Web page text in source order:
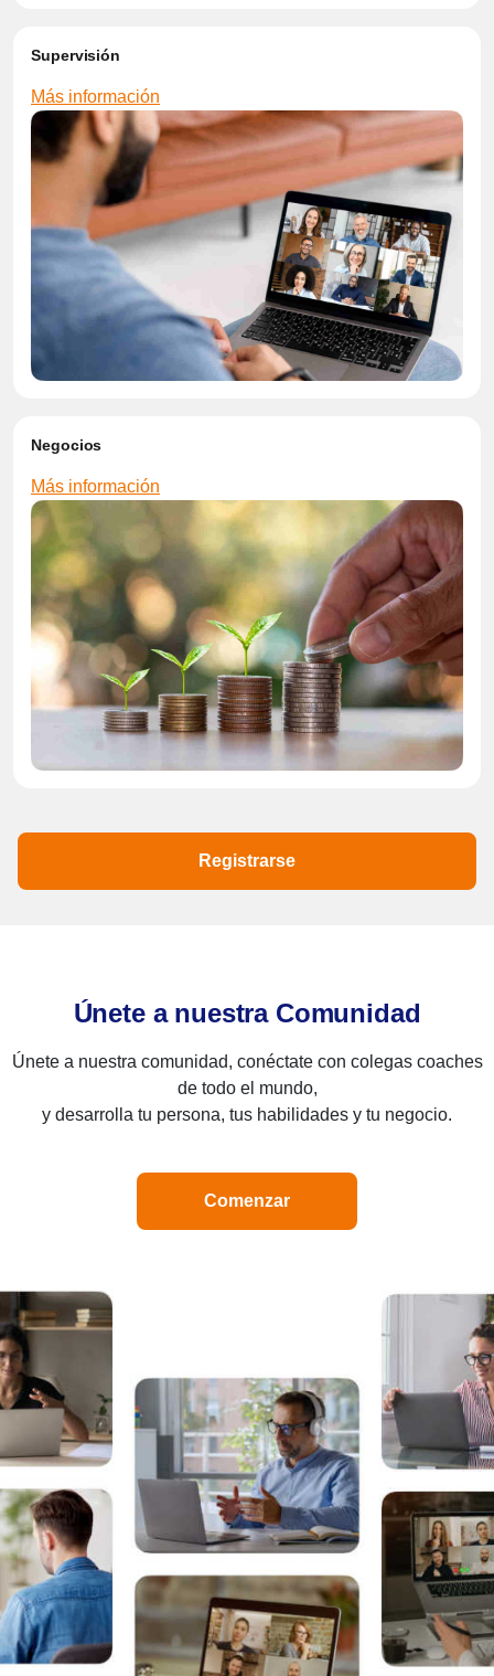
Supervisión
Más información
Negocios
Más información
Registrarse
Únete a nuestra Comunidad
Únete a nuestra comunidad, conéctate con colegas coaches
de todo el mundo,
y desarrolla tu persona, tus habilidades y tu negocio.
Comenzar